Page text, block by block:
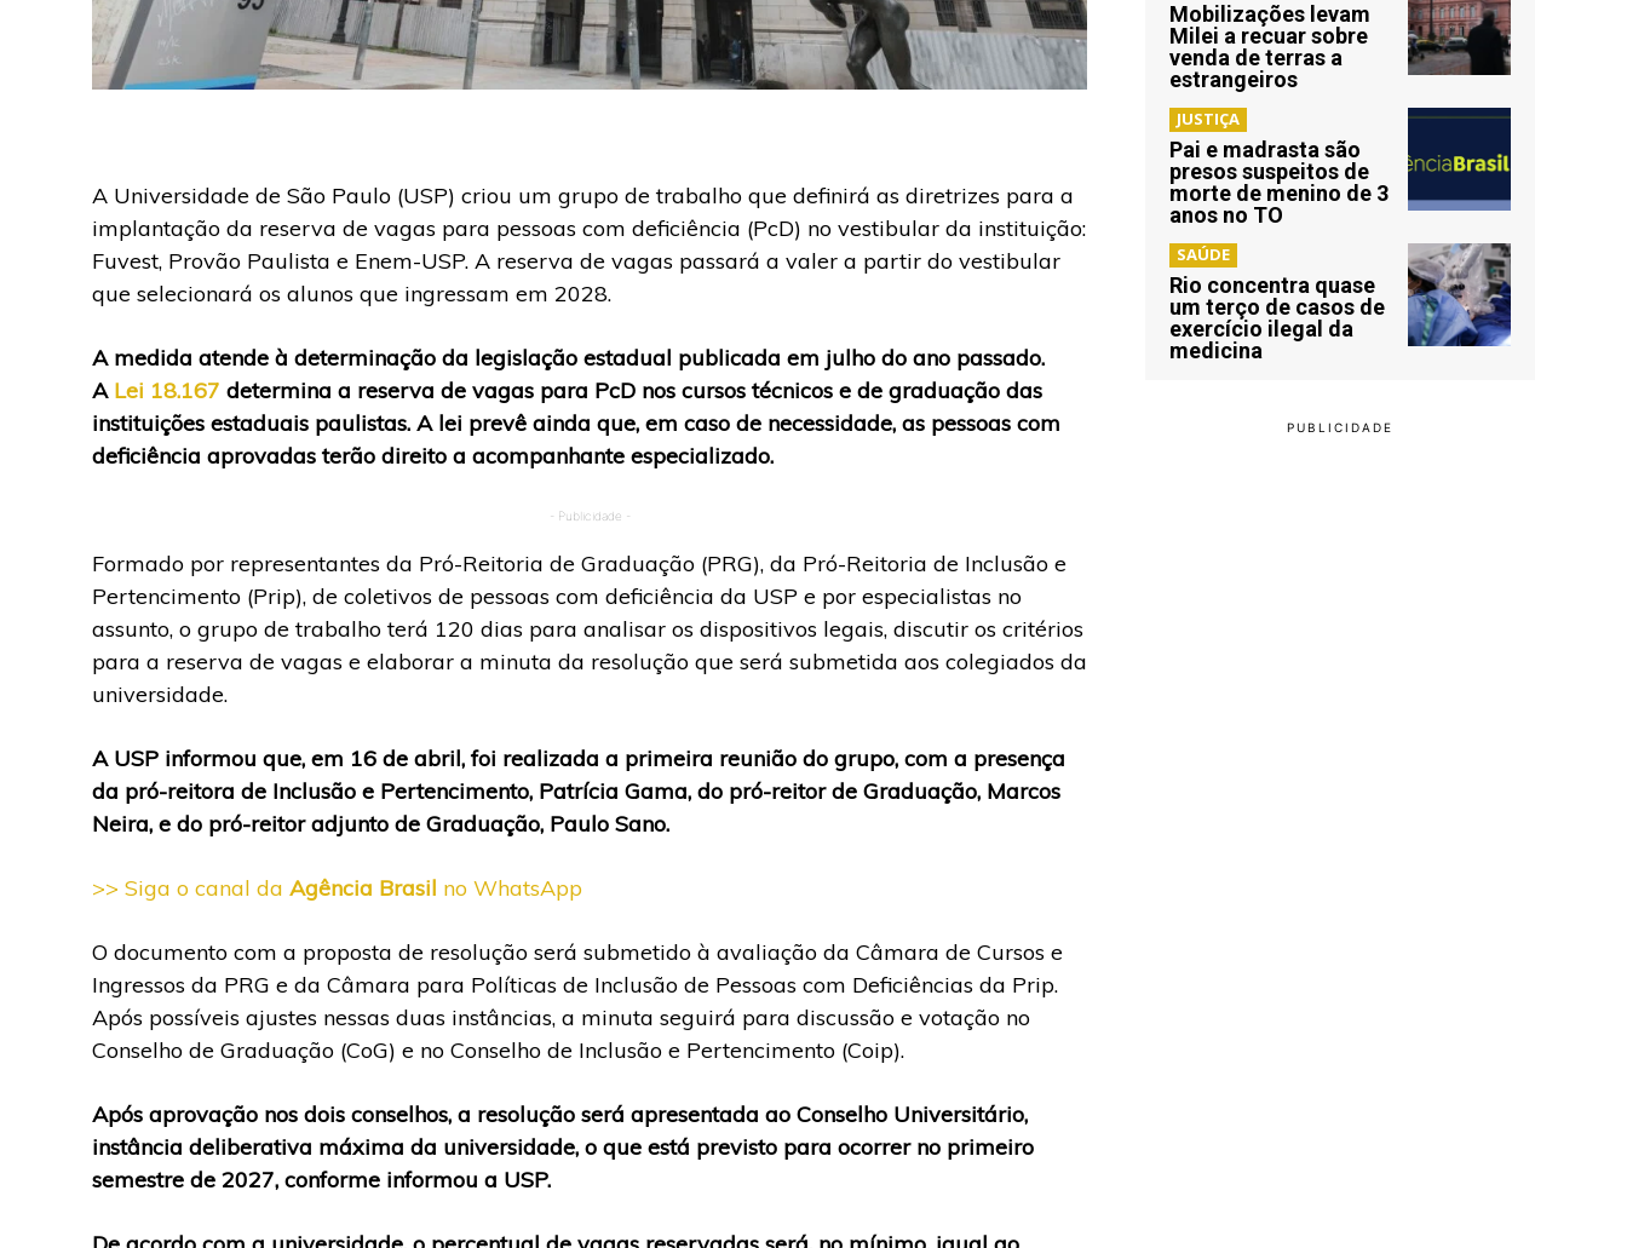
A Universidade de São Paulo (USP) criou um grupo de trabalho que definirá as diretrizes para a
implantação da reserva de vagas para pessoas com deficiência (PcD) no vestibular da instituição:
Fuvest, Provão Paulista e Enem-USP. A reserva de vagas passará a valer a partir do vestibular
que selecionará os alunos que ingressam em 2028.
A medida atende à determinação da legislação estadual publicada em julho do ano passado.
A Lei 18.167 determina a reserva de vagas para PcD nos cursos técnicos e de graduação das
instituições estaduais paulistas. A lei prevê ainda que, em caso de necessidade, as pessoas com
deficiência aprovadas terão direito a acompanhante especializado.
- Publicidade -
Formado por representantes da Pró-Reitoria de Graduação (PRG), da Pró-Reitoria de Inclusão e
Pertencimento (Prip), de coletivos de pessoas com deficiência da USP e por especialistas no
assunto, o grupo de trabalho terá 120 dias para analisar os dispositivos legais, discutir os critérios
para a reserva de vagas e elaborar a minuta da resolução que será submetida aos colegiados da
universidade.
A USP informou que, em 16 de abril, foi realizada a primeira reunião do grupo, com a presença
da pró-reitora de Inclusão e Pertencimento, Patrícia Gama, do pró-reitor de Graduação, Marcos
Neira, e do pró-reitor adjunto de Graduação, Paulo Sano.
>> Siga o canal da Agência Brasil no WhatsApp
O documento com a proposta de resolução será submetido à avaliação da Câmara de Cursos e
Ingressos da PRG e da Câmara para Políticas de Inclusão de Pessoas com Deficiências da Prip.
Após possíveis ajustes nessas duas instâncias, a minuta seguirá para discussão e votação no
Conselho de Graduação (CoG) e no Conselho de Inclusão e Pertencimento (Coip).
Após aprovação nos dois conselhos, a resolução será apresentada ao Conselho Universitário,
instância deliberativa máxima da universidade, o que está previsto para ocorrer no primeiro
semestre de 2027, conforme informou a USP.
Mobilizações levam
Milei a recuar sobre
venda de terras a
estrangeiros
JUSTIÇA
Pai e madrasta são
presos suspeitos de
morte de menino de 3
anos no TO
SAÚDE
Rio concentra quase
um terço de casos de
exercício ilegal da
medicina